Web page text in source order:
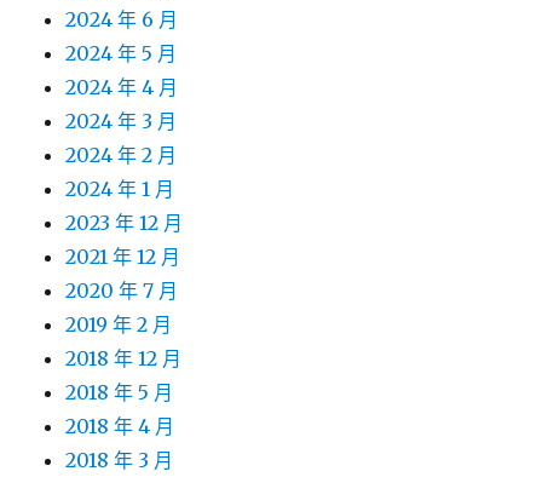
2024 年 6 月
2024 年 5 月
2024 年 4 月
2024 年 3 月
2024 年 2 月
2024 年 1 月
2023 年 12 月
2021 年 12 月
2020 年 7 月
2019 年 2 月
2018 年 12 月
2018 年 5 月
2018 年 4 月
2018 年 3 月